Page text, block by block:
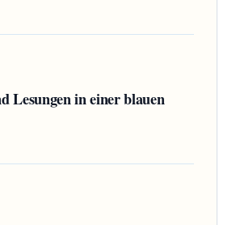
Lesungen in einer blauen